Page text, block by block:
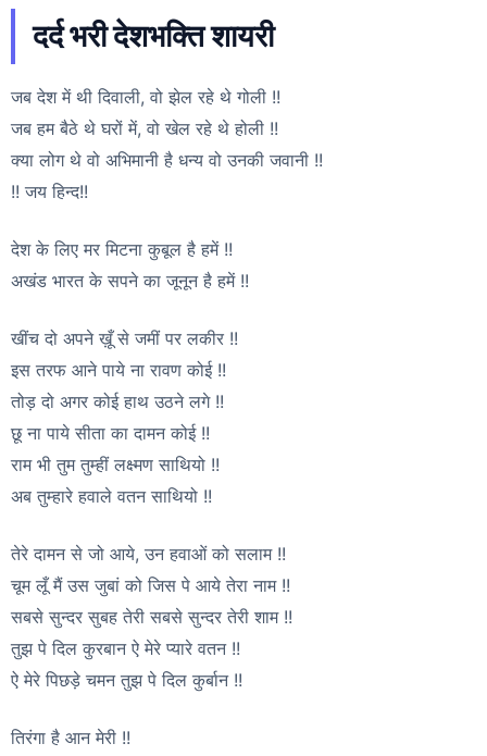
दर्द भरी देशभक्ति शायरी
जब देश में थी दिवाली, वो झेल रहे थे गोली !!
जब हम बैठे थे घरों में, वो खेल रहे थे होली !!
क्या लोग थे वो अभिमानी है धन्य वो उनकी जवानी !!
!! जय हिन्द!!
देश के लिए मर मिटना कुबूल है हमें !!
अखंड भारत के सपने का जूनून है हमें !!
खींच दो अपने ख़ूँ से जमीं पर लकीर !!
इस तरफ आने पाये ना रावण कोई !!
तोड़ दो अगर कोई हाथ उठने लगे !!
छू ना पाये सीता का दामन कोई !!
राम भी तुम तुम्हीं लक्ष्मण साथियो !!
अब तुम्हारे हवाले वतन साथियो !!
तेरे दामन से जो आये, उन हवाओं को सलाम !!
चूम लूँ मैं उस जुबां को जिस पे आये तेरा नाम !!
सबसे सुन्दर सुबह तेरी सबसे सुन्दर तेरी शाम !!
तुझ पे दिल कुरबान ऐ मेरे प्यारे वतन !!
ऐ मेरे पिछड़े चमन तुझ पे दिल कुर्बान !!
तिरंगा है आन मेरी !!